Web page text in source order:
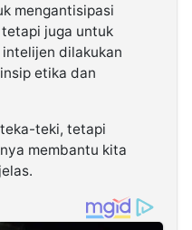
mengantisipasi
juga untuk
dilakukan
etika dan
teki, tetapi
membantu kita